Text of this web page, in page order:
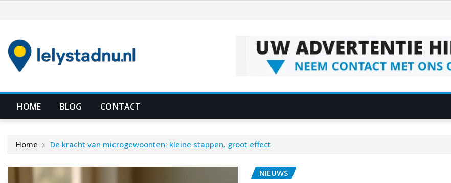
naar
inhoud
HOME BLOG CONTACT
Home De kracht van microgewoonten: kleine stappen, groot effect
NIEUWS